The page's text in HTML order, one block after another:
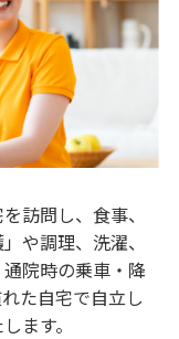
訪問し、食事、
や調理、洗濯、
院時の乗車・降
た自宅で自立し
ます。